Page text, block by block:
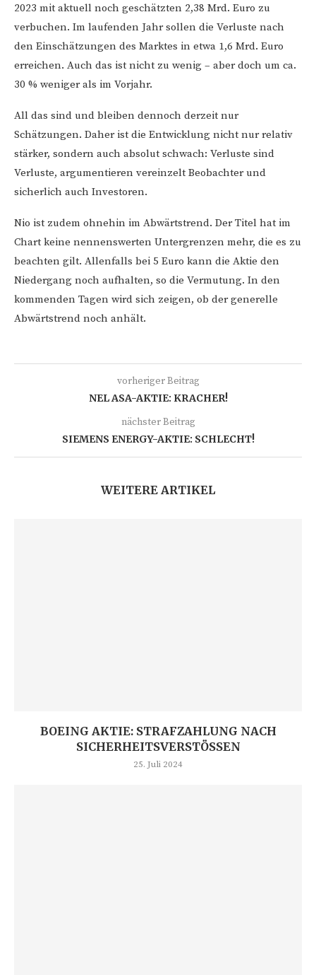
2023 mit aktuell noch geschätzten 2,38 Mrd. Euro zu
verbuchen. Im laufenden Jahr sollen die Verluste nach
den Einschätzungen des Marktes in etwa 1,6 Mrd. Euro
erreichen. Auch das ist nicht zu wenig – aber doch um ca.
30 % weniger als im Vorjahr.
All das sind und bleiben dennoch derzeit nur
Schätzungen. Daher ist die Entwicklung nicht nur relativ
stärker, sondern auch absolut schwach: Verluste sind
Verluste, argumentieren vereinzelt Beobachter und
sicherlich auch Investoren.
Nio ist zudem ohnehin im Abwärtstrend. Der Titel hat im
Chart keine nennenswerten Untergrenzen mehr, die es zu
beachten gilt. Allenfalls bei 5 Euro kann die Aktie den
Niedergang noch aufhalten, so die Vermutung. In den
kommenden Tagen wird sich zeigen, ob der generelle
Abwärtstrend noch anhält.
vorheriger Beitrag
NEL ASA-AKTIE: KRACHER!
nächster Beitrag
SIEMENS ENERGY-AKTIE: SCHLECHT!
WEITERE ARTIKEL
BOEING AKTIE: STRAFZAHLUNG NACH
SICHERHEITSVERSTÖSSEN
25. Juli 2024